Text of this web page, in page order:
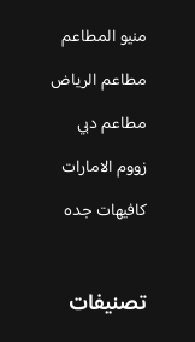
منيو المطاعم
مطاعم الرياض
مطاعم دبي
زووم الامارات
كافيهات جده
تصنيفات